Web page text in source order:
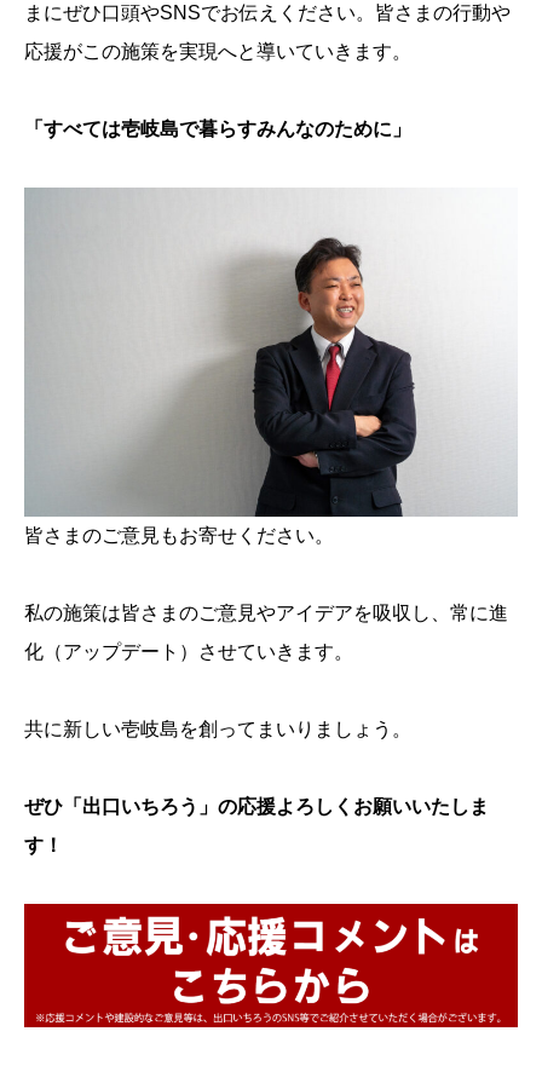
まにぜひ口頭やSNSでお伝えください。皆さまの行動や
応援がこの施策を実現へと導いていきます。
「すべては壱岐島で暮らすみんなのために」
皆さまのご意見もお寄せください。
私の施策は皆さまのご意見やアイデアを吸収し、常に進
化（アップデート）させていきます。
共に新しい壱岐島を創ってまいりましょう。
ぜひ「出口いちろう」の応援よろしくお願いいたしま
す！